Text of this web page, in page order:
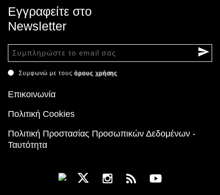
Εγγραφείτε στο
Newsletter
Συμφωνώ με τουςόρους χρήσης
Επικοινωνία
Πολιτική Cookies
Πολιτική Προστασίας Προσωπικών Δεδομένων -
Ταυτότητα